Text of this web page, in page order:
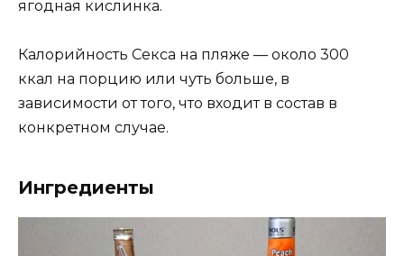
ягодная кислинка.
Калорийность Секса на пляже — около 300
ккал на порцию или чуть больше, в
зависимости от того, что входит в состав в
конкретном случае.
Ингредиенты